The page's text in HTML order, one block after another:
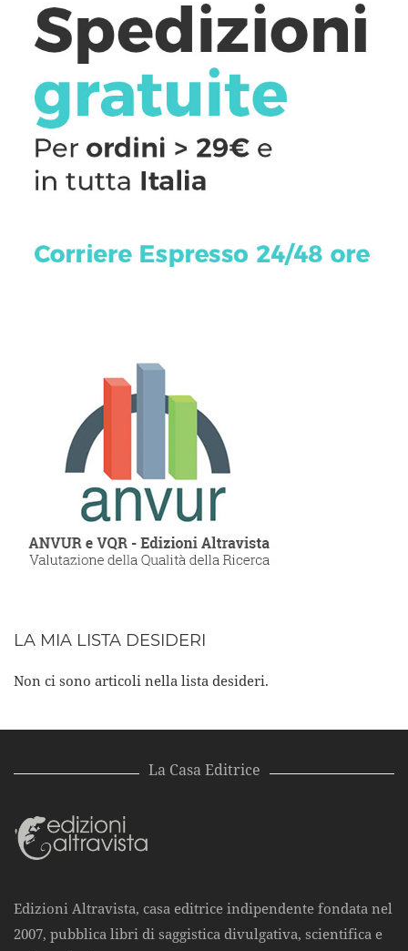
LA MIA LISTA DESIDERI
Non ci sono articoli nella lista desideri.
La Casa Editrice
Edizioni Altravista, casa editrice indipendente fondata nel
2007, pubblica libri di saggistica divulgativa, scientifica e